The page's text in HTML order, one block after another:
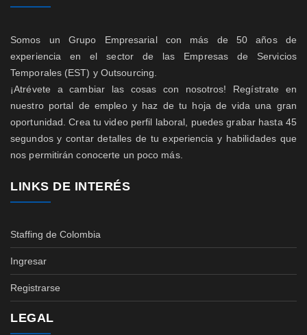
Somos un Grupo Empresarial con más de 50 años de
experiencia en el sector de las Empresas de Servicios
Temporales (EST) y Outsourcing.
¡Atrévete a cambiar las cosas con nosotros! Regístrate en
nuestro portal de empleo y haz de tu hoja de vida una gran
oportunidad. Crea tu video perfil laboral, puedes grabar hasta 45
segundos y contar detalles de tu experiencia y habilidades que
nos permitirán conocerte un poco más.
LINKS DE INTERÉS
Staffing de Colombia
Ingresar
Registrarse
LEGAL